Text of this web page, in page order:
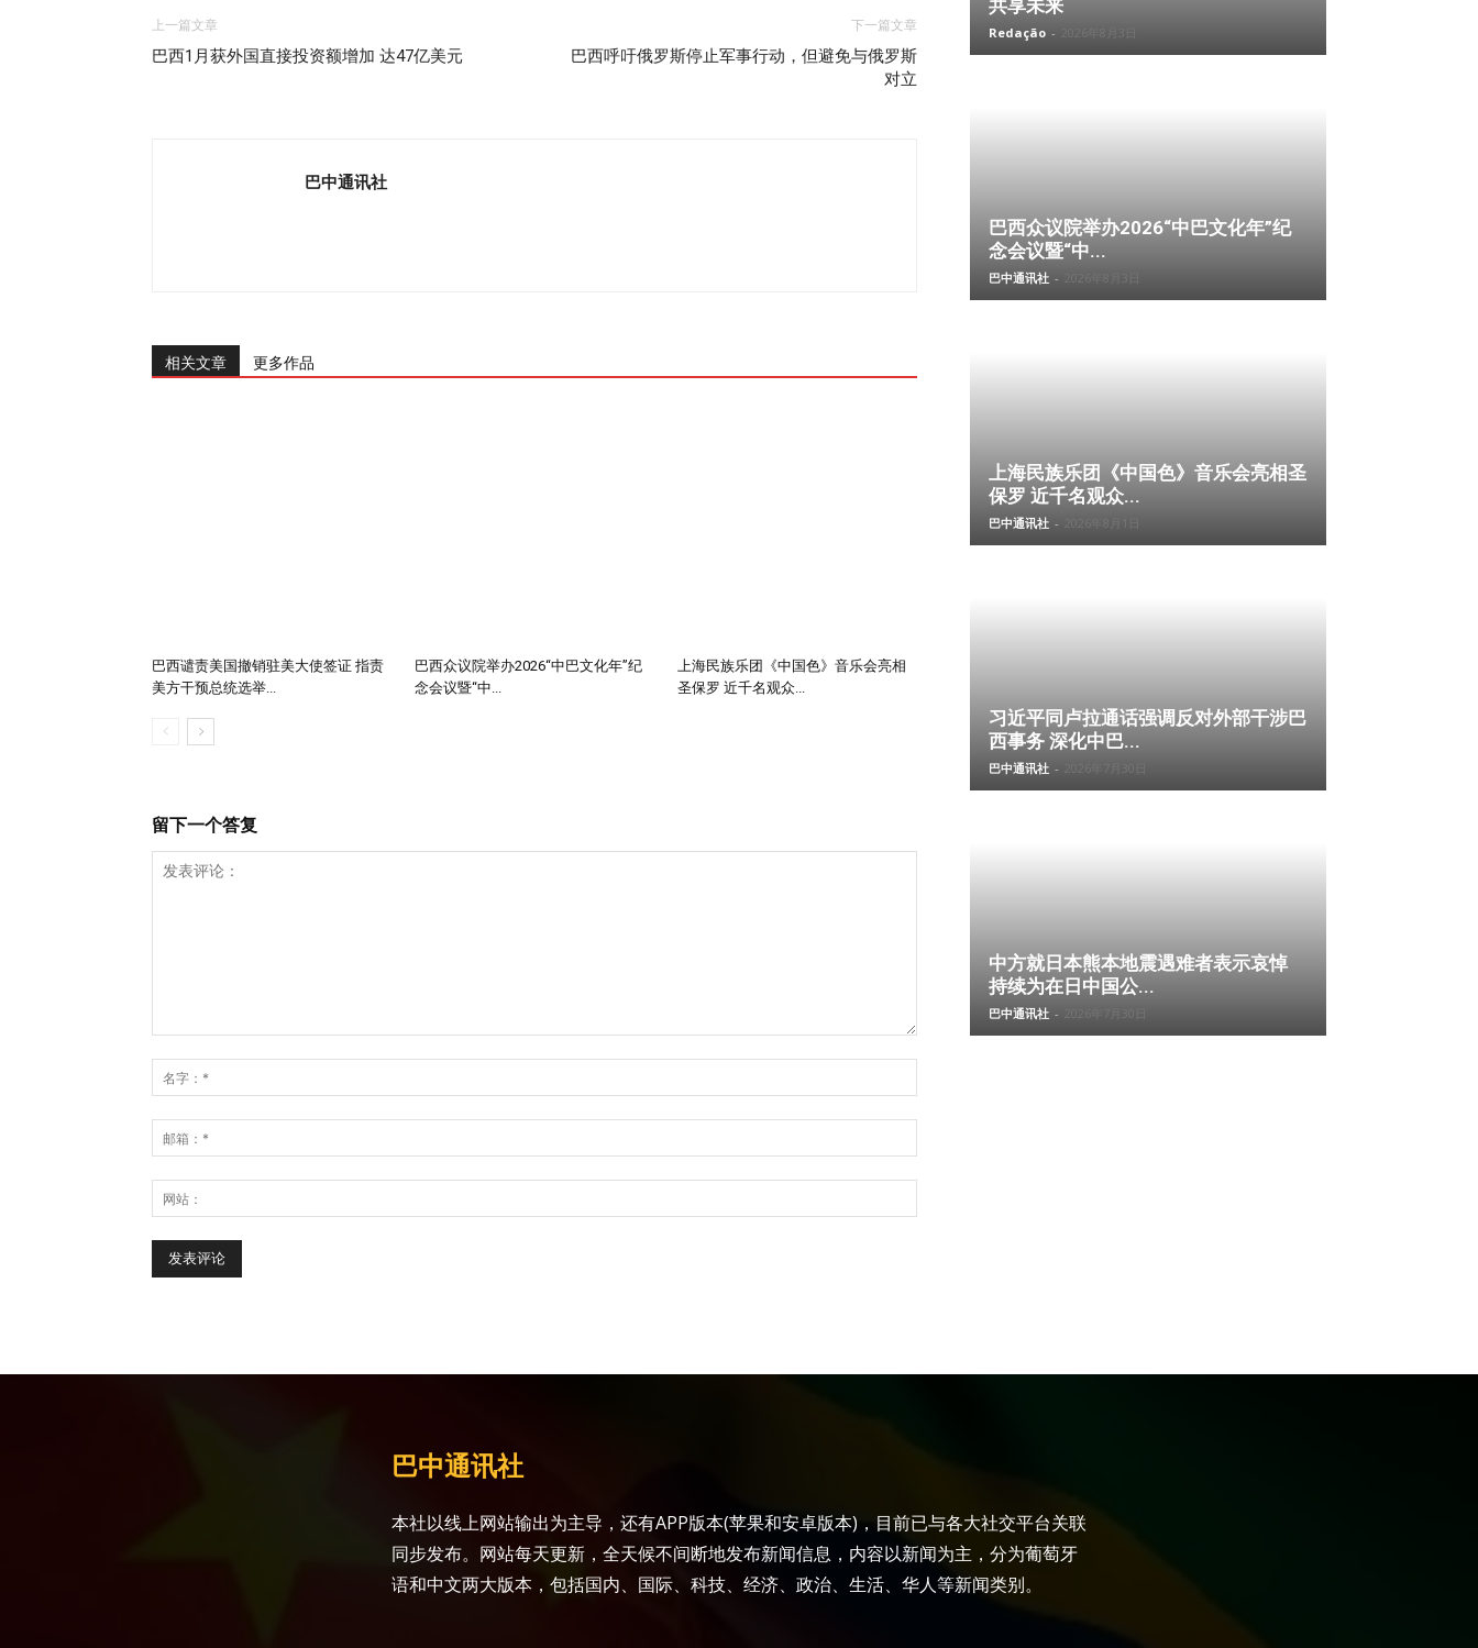
上一篇文章
巴西1月获外国直接投资额增加 达47亿美元
下一篇文章
巴西呼吁俄罗斯停止军事行动，但避免与俄罗斯
对立
巴中通讯社
相关文章 更多作品
巴西谴责美国撤销驻美大使签证 指责
美方干预总统选举...
巴西众议院举办2026“中巴文化年”纪
念会议暨“中...
上海民族乐团《中国色》音乐会亮相
圣保罗 近千名观众...
留下一个答复
共享未来
Redação -
巴西众议院举办2026“中巴文化年”纪
念会议暨“中...
巴中通讯社 -
上海民族乐团《中国色》音乐会亮相圣
保罗 近千名观众...
巴中通讯社 -
习近平同卢拉通话强调反对外部干涉巴
西事务 深化中巴...
巴中通讯社 - 2026年7月30日
中方就日本熊本地震遇难者表示哀悼
持续为在日中国公...
巴中通讯社 - 2026年7月30日
巴中通讯社
本社以线上网站输出为主导，还有APP版本(苹果和安卓版本)，目前已与各大社交平台关联
同步发布。网站每天更新，全天候不间断地发布新闻信息，内容以新闻为主，分为葡萄牙
语和中文两大版本，包括国内、国际、科技、经济、政治、生活、华人等新闻类别。